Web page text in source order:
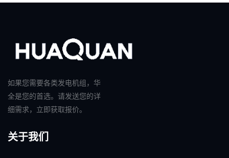
如果您需要各类发电机组，华
全是您的首选。请发送您的详
细需求，立即获取报价。
关于我们